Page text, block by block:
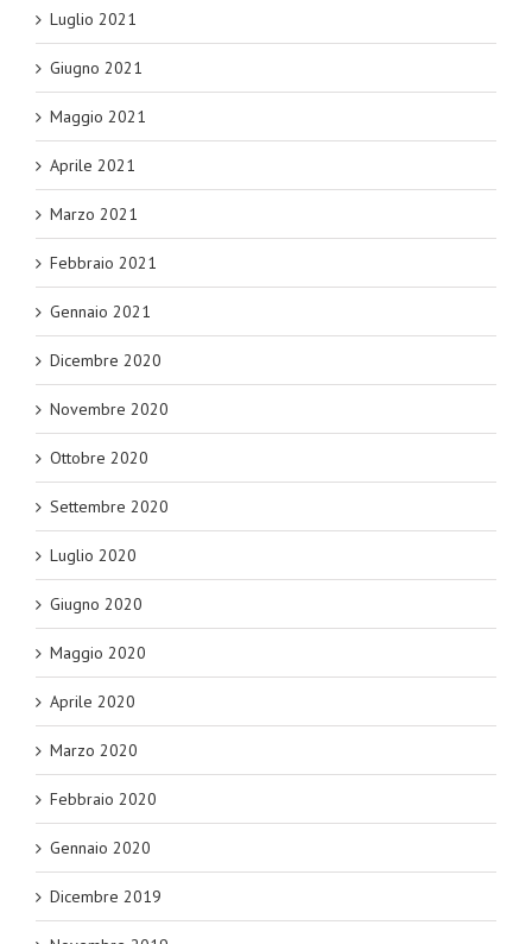
Luglio 2021
Giugno 2021
Maggio 2021
Aprile 2021
Marzo 2021
Febbraio 2021
Gennaio 2021
Dicembre 2020
Novembre 2020
Ottobre 2020
Settembre 2020
Luglio 2020
Giugno 2020
Maggio 2020
Aprile 2020
Marzo 2020
Febbraio 2020
Gennaio 2020
Dicembre 2019